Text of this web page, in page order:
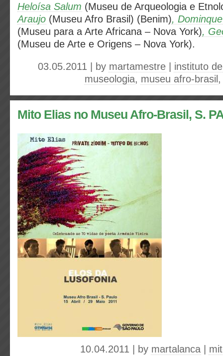
Heloísa Salum (Museu de Arqueologia e
Araujo (Museu Afro Brasil) (Benim),
(Museu para a Arte Africana – Nova York),
(Museu de Arte e Origens – Nova York).
03.05.2011 | by martamestre
instituto
museologia, museu afro-brasil
Mito Elias no Museu Afro-Brasil, S.
10.04.2011 | by martalanca